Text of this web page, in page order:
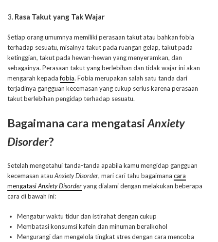
3. Rasa Takut yang Tak Wajar
Setiap orang umumnya memiliki perasaan takut atau bahkan fobia
terhadap sesuatu, misalnya takut pada ruangan gelap, takut pada
ketinggian, takut pada hewan-hewan yang menyeramkan, dan
sebagainya. Perasaan takut yang berlebihan dan tidak wajar ini akan
mengarah kepadafobia. Fobia merupakan salah satu tanda dari
terjadinya gangguan kecemasan yang cukup serius karena perasaan
takut berlebihan pengidap terhadap sesuatu.
Bagaimana cara mengatasiAnxiety
Disorder?
Setelah mengetahui tanda-tanda apabila kamu mengidap gangguan
kecemasan atau Anxiety Disorder, mari cari tahu bagaimana cara
mengatasiAnxiety Disorderyang dialami dengan melakukan beberapa
cara di bawah ini:
Mengatur waktu tidur dan istirahat dengan cukup
Membatasi konsumsi kafein dan minuman beralkohol
Mengurangi dan mengelola tingkat stres dengan cara mencoba